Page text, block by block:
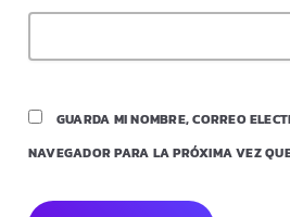
GUARDA MI NOMBRE, CORREO
NAVEGADOR PARA LA PRÓXIMA VEZ